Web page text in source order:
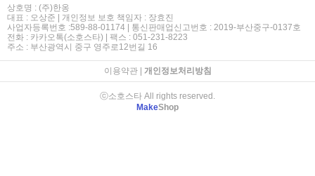
상호명 : (주)한옹
대표 : 오상준 | 개인정보 보호 책임자 : 장효진
사업자등록번호 :589-88-01174 | 통신판매업신고번호 : 2019-부산중구-0137호
전화 : 카카오톡(소호스타) | 팩스 : 051-231-8223
주소 : 부산광역시 중구 영주로12번길 16
이용약관| 개인정보처리방침
ⓒ소호스타 All rights reserved.
MakeShop